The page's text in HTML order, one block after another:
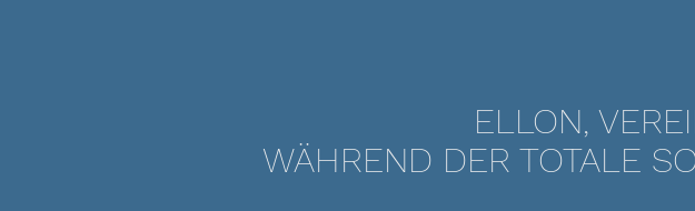
ELLON,
WÄHREND DER TOTALE